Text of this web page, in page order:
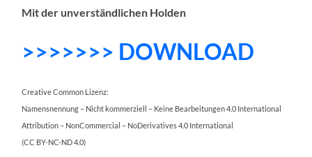
Mit der unverständlichen Holden
>>>>>>> DOWNLOAD
Creative Common Lizenz:
Namensnennung – Nicht kommerziell – Keine Bearbeitungen 4.0 International
Attribution – NonCommercial – NoDerivatives 4.0 International
(CC BY-NC-ND 4.0)